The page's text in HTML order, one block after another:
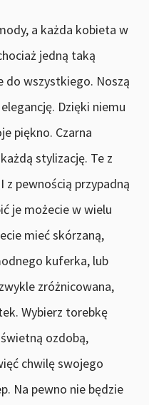
a każda kobieta w
jedną taką
do wszystkiego. Noszą
Dzięki niemu
piękno. Czarna
stylizację. Te z
z pewnością przypadną
je możecie w wielu
mieć skórzaną,
kuferka, lub
zróżnicowana,
Wybierz torebkę
ozdobą,
chwilę swojego
Na pewno nie będzie